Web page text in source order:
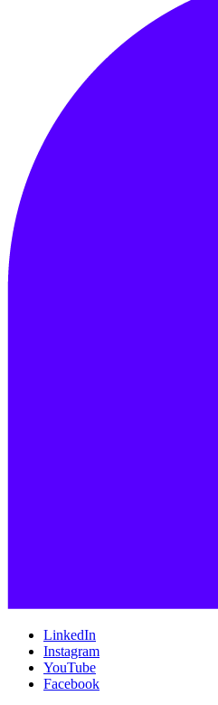
LinkedIn
Instagram
YouTube
Facebook